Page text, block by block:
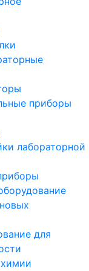
приборы
лабораторной
для